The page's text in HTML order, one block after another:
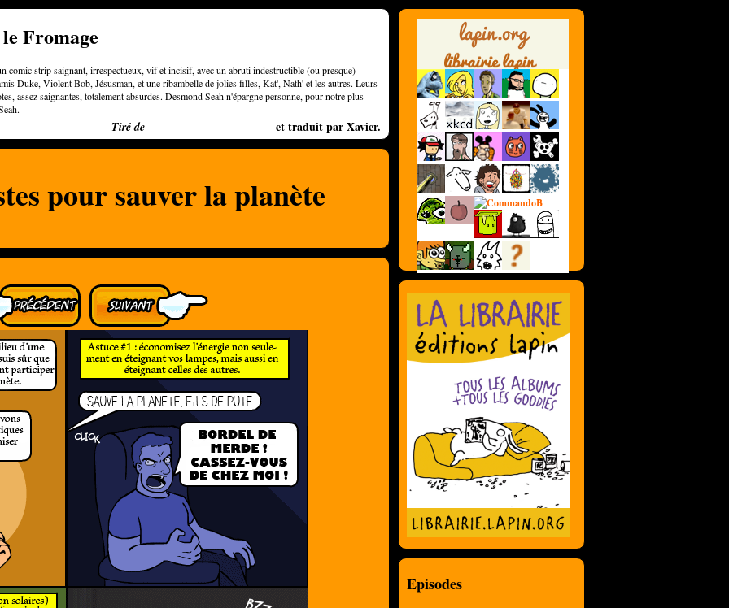
Fromage
comic strip saignant, irrespectueux, vif et incisif, avec un abruti indestructible (ou presque)
Duke, Violent Bob, Jésusman, et une ribambelle de jolies filles, Kat', Nath' et les autres. Leurs
assez saignantes, totalement absurdes. Desmond Seah n'épargne personne, pour notre plus
Tiré de et traduit par Xavier.
pour sauver la planète
Episodes